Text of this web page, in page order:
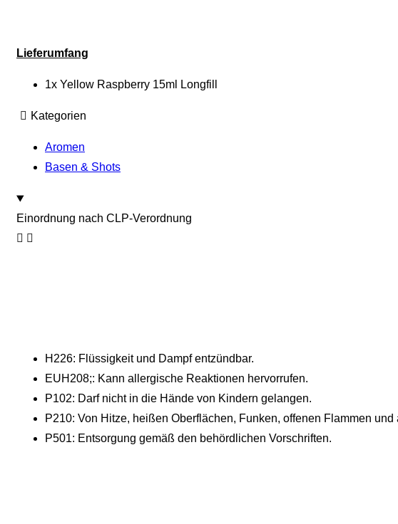
Lieferumfang
1x Yellow Raspberry 15ml Longfill
Kategorien
Aromen
Basen & Shots
Einordnung nach CLP-Verordnung
H226: Flüssigkeit und Dampf entzündbar.
EUH208;: Kann allergische Reaktionen hervorrufen.
P102: Darf nicht in die Hände von Kindern gelangen.
P210: Von Hitze, heißen Oberflächen, Funken, offenen Flammen
P501: Entsorgung gemäß den behördlichen Vorschriften.